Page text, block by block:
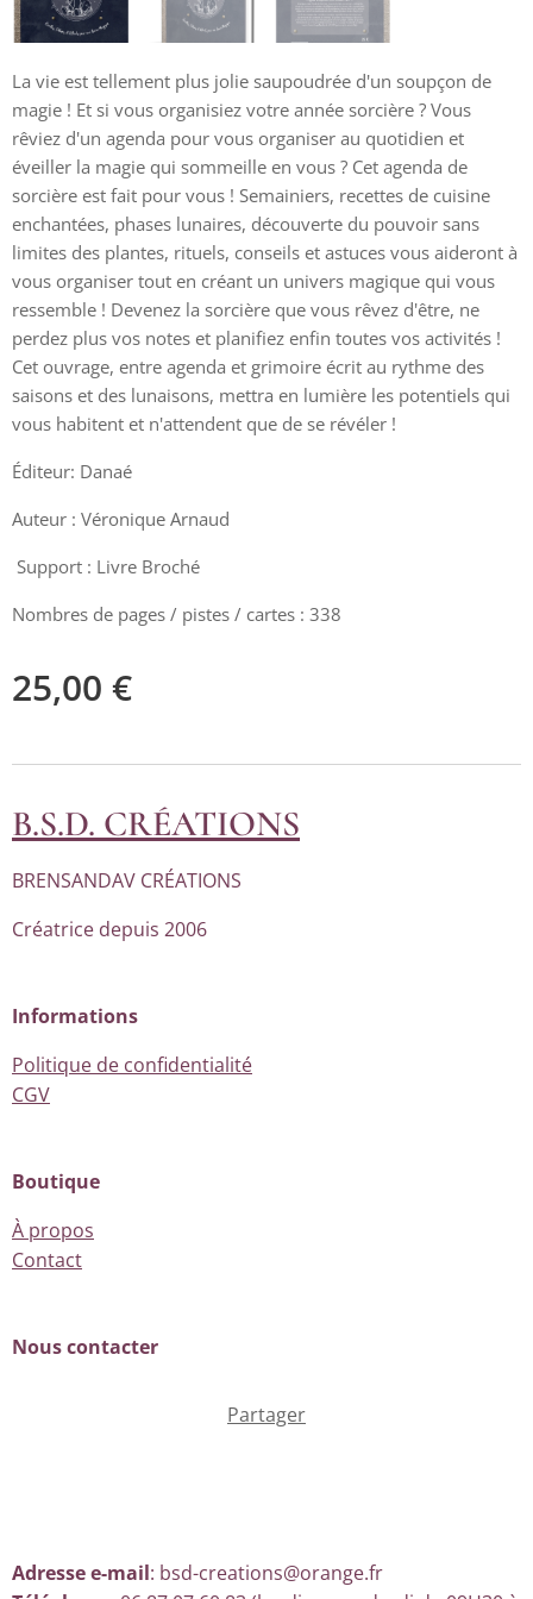
La vie est tellement plus jolie saupoudrée d'un soupçon de
magie ! Et si vous organisiez votre année sorcière ? Vous
rêviez d'un agenda pour vous organiser au quotidien et
éveiller la magie qui sommeille en vous ? Cet agenda de
sorcière est fait pour vous ! Semainiers, recettes de cuisine
enchantées, phases lunaires, découverte du pouvoir sans
limites des plantes, rituels, conseils et astuces vous aideront à
vous organiser tout en créant un univers magique qui vous
ressemble ! Devenez la sorcière que vous rêvez d'être, ne
perdez plus vos notes et planifiez enfin toutes vos activités !
Cet ouvrage, entre agenda et grimoire écrit au rythme des
saisons et des lunaisons, mettra en lumière les potentiels qui
vous habitent et n'attendent que de se révéler !
Éditeur: Danaé
Auteur : Véronique Arnaud
Support : Livre Broché
Nombres de pages / pistes / cartes : 338
25,00 €
B.S.D. CRÉATIONS
BRENSANDAV CRÉATIONS
Créatrice depuis 2006
Informations
Politique de confidentialité
CGV
Boutique
À propos
Contact
Nous contacter
Partager
Adresse e-mail: bsd-creations@orange.fr